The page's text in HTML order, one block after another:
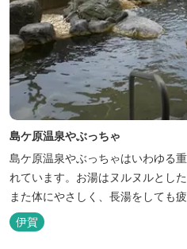
島ケ原温泉やぶっちゃ
島ケ原温泉やぶっちゃはいわゆる
れています。お湯はヌルヌルとし
また体にやさしく、長湯をしても疲れません。 ま
ートキャンプ場、デイキャンプ場
限定）、こんにゃくやパン作りの
伊賀